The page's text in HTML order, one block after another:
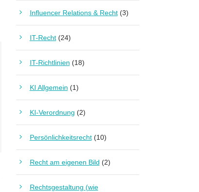
Influencer Relations & Recht(3)
IT-Recht(24)
IT-Richtlinien (18)
KI Allgemein (1)
KI-Verordnung (2)
Persönlichkeitsrecht(10)
Recht am eigenen Bild (2)
Rechtsgestaltung (wie